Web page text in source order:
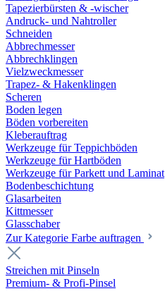
Tapezierbürsten & -wischer
Andruck- und Nahtroller
Schneiden
Abbrechmesser
Abbrechklingen
Vielzweckmesser
Trapez- & Hakenklingen
Scheren
Boden legen
Böden vorbereiten
Kleberauftrag
Werkzeuge für Teppichböden
Werkzeuge für Hartböden
Werkzeuge für Parkett und Laminat
Bodenbeschichtung
Glasarbeiten
Kittmesser
Glasschaber
Zur Kategorie Farbe auftragen
Streichen mit Pinseln
Premium- & Profi-Pinsel